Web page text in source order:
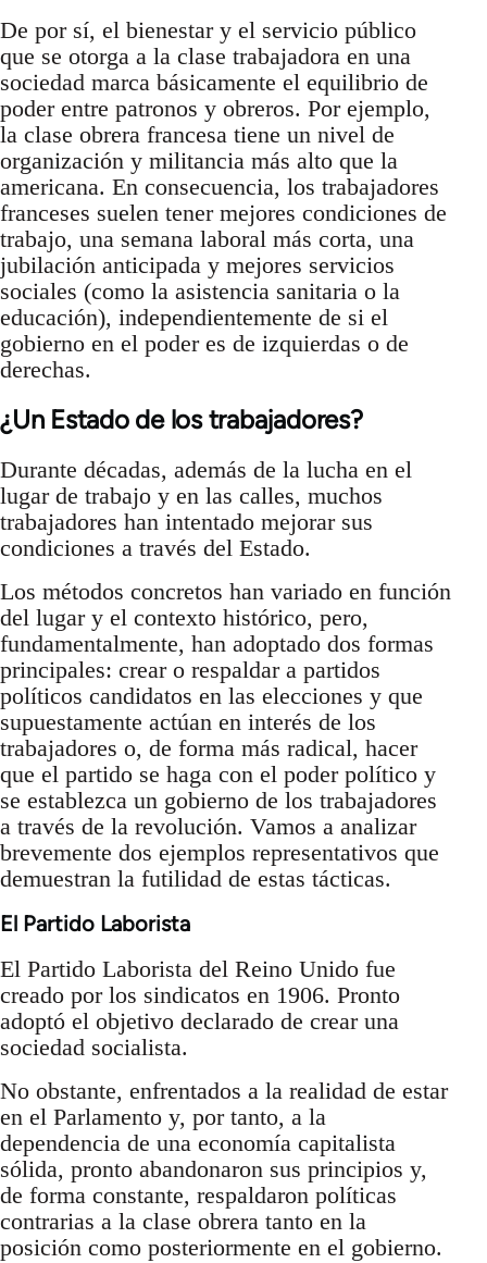
De por sí, el bienestar y el servicio público
que se otorga a la clase trabajadora en una
sociedad marca básicamente el equilibrio de
poder entre patronos y obreros. Por ejemplo,
la clase obrera francesa tiene un nivel de
organización y militancia más alto que la
americana. En consecuencia, los trabajadores
franceses suelen tener mejores condiciones de
trabajo, una semana laboral más corta, una
jubilación anticipada y mejores servicios
sociales (como la asistencia sanitaria o la
educación), independientemente de si el
gobierno en el poder es de izquierdas o de
derechas.
¿Un Estado de los trabajadores?
Durante décadas, además de la lucha en el
lugar de trabajo y en las calles, muchos
trabajadores han intentado mejorar sus
condiciones a través del Estado.
Los métodos concretos han variado en función
del lugar y el contexto histórico, pero,
fundamentalmente, han adoptado dos formas
principales: crear o respaldar a partidos
políticos candidatos en las elecciones y que
supuestamente actúan en interés de los
trabajadores o, de forma más radical, hacer
que el partido se haga con el poder político y
se establezca un gobierno de los trabajadores
a través de la revolución. Vamos a analizar
brevemente dos ejemplos representativos que
demuestran la futilidad de estas tácticas.
El Partido Laborista
El Partido Laborista del Reino Unido fue
creado por los sindicatos en 1906. Pronto
adoptó el objetivo declarado de crear una
sociedad socialista.
No obstante, enfrentados a la realidad de estar
en el Parlamento y, por tanto, a la
dependencia de una economía capitalista
sólida, pronto abandonaron sus principios y,
de forma constante, respaldaron políticas
contrarias a la clase obrera tanto en la
posición como posteriormente en el gobierno.